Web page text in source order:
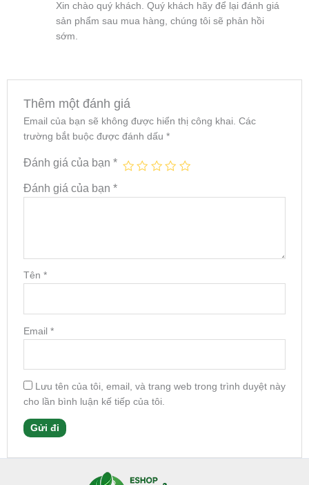
Xin chào quý khách. Quý khách hãy để lại đánh giá
sản phẩm sau mua hàng, chúng tôi sẽ phản hồi
sớm.
Thêm một đánh giá
Email của bạn sẽ không được hiển thị công khai. Các
trường bắt buộc được đánh dấu *
Đánh giá của bạn *
Đánh giá của bạn *
Tên *
Email *
Lưu tên của tôi, email, và trang web trong trình duyệt này
cho lần bình luận kế tiếp của tôi.